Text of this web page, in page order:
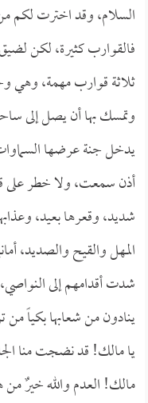
السلام، وقد اخترت لكم
فالقوارب كثيرة، لكن
ثلاثة قوارب مهمة، وهي
وتمسك بها أن يصل إلى
يدخل جنة عرضها
أذن سمعت، ولا خطر على
شديد، وقعرها بعيد،
المهل والقيح والصديد،
شدت أقدامهم إلى
ينادون من شعابها بكياً من
يا مالك! قد نضجت منا
مالك! العدم والله خيرٌ من